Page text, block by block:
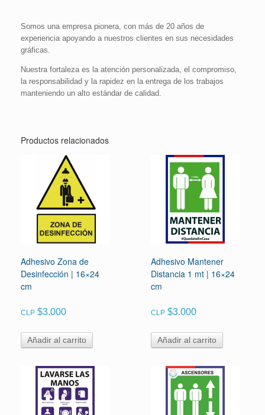
Somos una empresa pionera, con más de 20 años de
experiencia apoyando a nuestros clientes en sus necesidades
gráficas.
Nuestra fortaleza es la atención personalizada, el compromiso,
la responsabilidad y la rapidez en la entrega de los trabajos
manteniendo un alto estándar de calidad.
Productos relacionados
Adhesivo Zona de
Desinfección | 16×24
cm
CLP $3.000
Añadir al carrito
Adhesivo Mantener
Distancia 1 mt | 16×24
cm
CLP $3.000
Añadir al carrito